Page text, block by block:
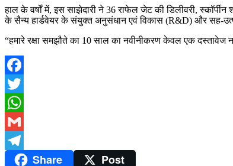
हाल के वर्षों में, इस साझेदारी ने 36 राफेल जेट की डिलीवरी,
के सैन्य हार्डवेयर के संयुक्त अनुसंधान एवं विकास (R&D) और सह-
“हमारे रक्षा समझौते का 10 साल का नवीनीकरण केवल एक दस्तावेज
Facebook
Twitter
WhatsApp
Gmail
TelegramShare Post